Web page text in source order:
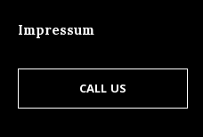
Impressum
CALL US